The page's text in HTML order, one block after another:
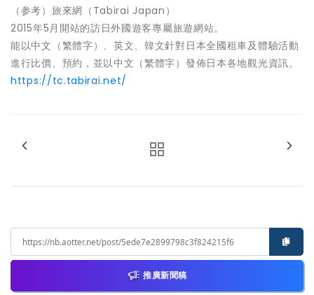
（参考）旅來網（Tabirai Japan）
2015年5月開站的訪日外國遊客專屬旅遊網站。
能以中文（繁體字）、英文、韓文針對日本全國租車及體驗活動
進行比價、預約，並以中文（繁體字）發佈日本各地觀光資訊。
https://tc.tabirai.net/
推廣新聞稿